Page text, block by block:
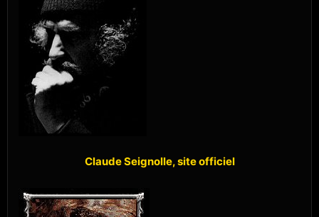
Claude Seignolle, site officiel